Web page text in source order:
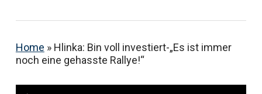
Home » Hlinka: Bin voll investiert-„Es ist immer
noch eine gehasste Rallye!“